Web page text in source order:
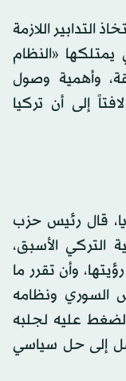
التدابير اللازمة
يمتلكها «النظام
وأهمية وصول
إلى أن تركيا
قال رئيس حزب
التركي الأسبق،
وأن تقرر ما
السوري ونظامه
عليه لجلبه
إلى حل سياسي